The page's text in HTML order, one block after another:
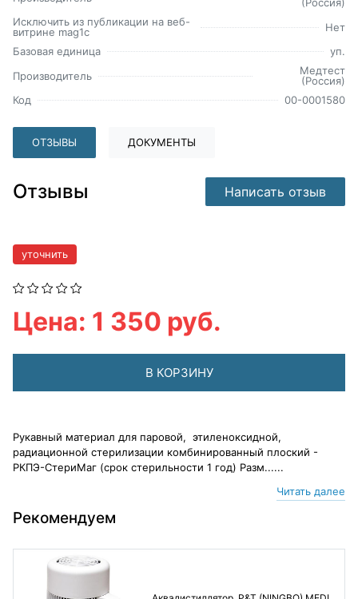
Исключить из публикации на веб-
витрине mag1c
Нет
Базовая единица
уп.
Производитель
Медтест
(Россия)
Код
00-0001580
ОТЗЫВЫ ДОКУМЕНТЫ
Отзывы Написать отзыв
уточнить
Цена: 1 350 руб.
В КОРЗИНУ
Рукавный материал для паровой, этиленоксидной,
радиационной стерилизации комбинированный плоский -
РКПЭ-СтериМаг (срок стерильности 1 год) Разм......
Читать далее
Рекомендуем